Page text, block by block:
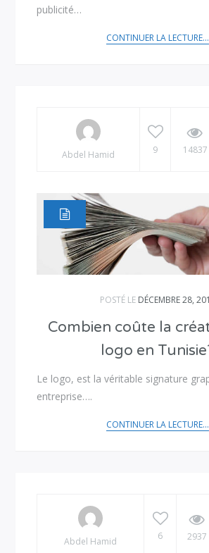
publicité…
CONTINUER LA LECTURE...
Abdel Hamid 9 14837
POSTÉ LE DÉCEMBRE 28,
Combien coûte la
logo en
Le logo, est la véritable signature
entreprise….
CONTINUER LA LECTURE...
Abdel Hamid 6 2937